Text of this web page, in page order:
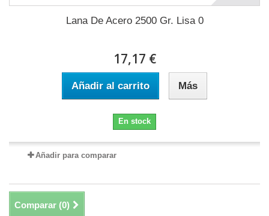
Lana De Acero 2500 Gr. Lisa 0
17,17 €
Añadir al carrito Más
En stock
Añadir para comparar
Comparar (0)